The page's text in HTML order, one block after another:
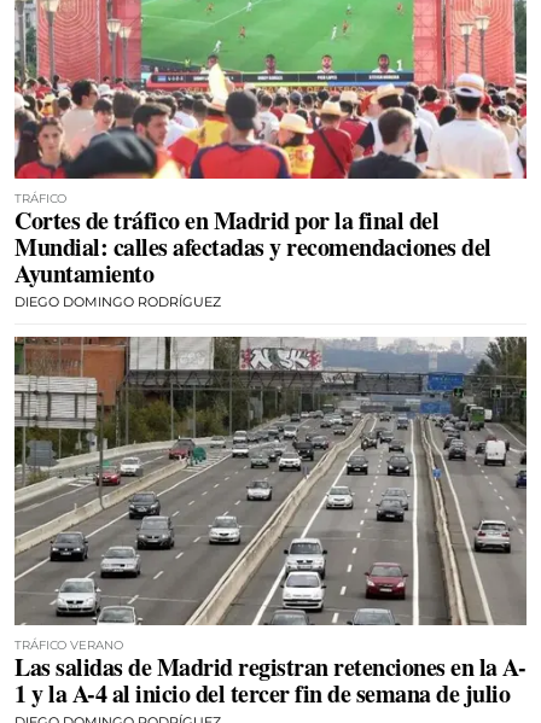
TRÁFICO
Cortes de tráfico en Madrid por la final del
Mundial: calles afectadas y recomendaciones del
Ayuntamiento
DIEGO DOMINGO RODRÍGUEZ
TRÁFICO VERANO
Las salidas de Madrid registran retenciones en la A-
1 y la A-4 al inicio del tercer fin de semana de julio